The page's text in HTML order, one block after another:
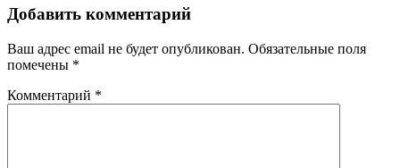
Добавить комментарий
Ваш адрес email не будет опубликован. Обязательные поля
помечены *
Комментарий *